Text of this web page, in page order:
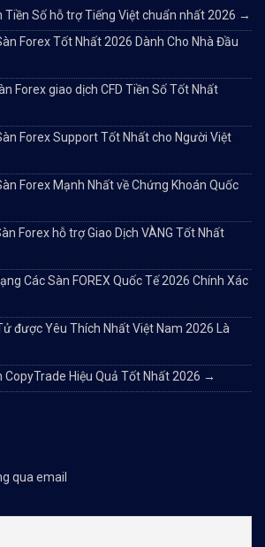
Tiền Số hỗ trợ Tiếng Việt chuẩn nhất 2026 →
Forex Tốt Nhất 2026 Dành Cho Nhà Đầu
Forex giao dịch CFD Tiền Số Tốt Nhất
Forex Support Tốt Nhất cho Người Việt
Forex Mạnh Nhất về Chứng Khoán Quốc
Forex hỗ trợ Giao Dịch VÀNG Tốt Nhất
Các Sàn FOREX Quốc Tế 2026 Chính Xác
được Yêu Thích Nhất Việt Nam 2026 Là
CopyTrade Hiệu Quả Tốt Nhất 2026 →
qua email